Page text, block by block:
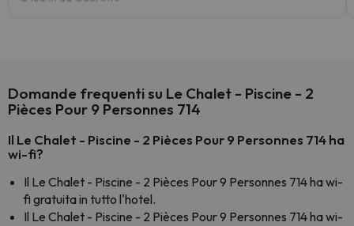
Domande frequenti su Le Chalet - Piscine - 2
Pièces Pour 9 Personnes 714
Il Le Chalet - Piscine - 2 Pièces Pour 9 Personnes 714 ha
wi-fi?
Il Le Chalet - Piscine - 2 Pièces Pour 9 Personnes 714 ha wi-
fi gratuita in tutto l'hotel.
Il Le Chalet - Piscine - 2 Pièces Pour 9 Personnes 714 ha wi-